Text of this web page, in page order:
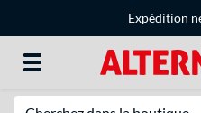
Expédition